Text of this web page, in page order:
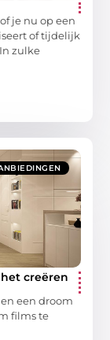
je nu op een
of tijdelijk
zulke
creëren
een droom
films te